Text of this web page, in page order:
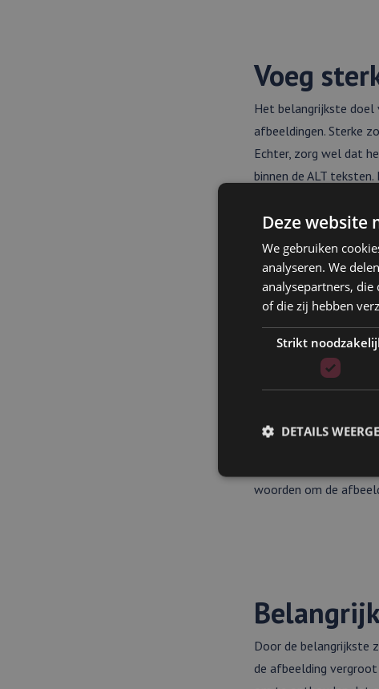
Voeg
Het belangrijkste doel
afbeeldingen. Sterke
Echter, zorg wel dat
binnen de ALT
maar telkens met
apart gebruik.
Hoeveel
hiervoor is maximaal
tekst wordt niet goed
woorden om de
Door de belangrijkste
de afbeelding
Deze website
We gebruiken
analyseren. We
analysepartners,
of die zij hebben
Strikt
DETAILS
li_gc
LinkedIn
Corporation